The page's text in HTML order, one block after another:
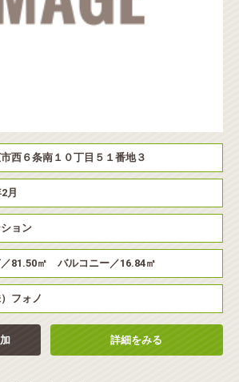
西６条南１０丁目５１番地３
月
ョン
81.50㎡ バルコニー／16.84㎡
）フォノ
詳細をみる